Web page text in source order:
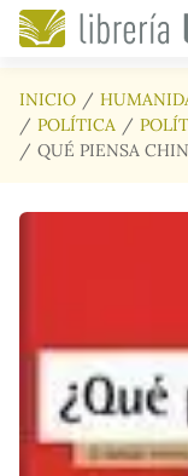
Saltar al contenido
INICIO
POLÍTICA
QUÉ PIENSA